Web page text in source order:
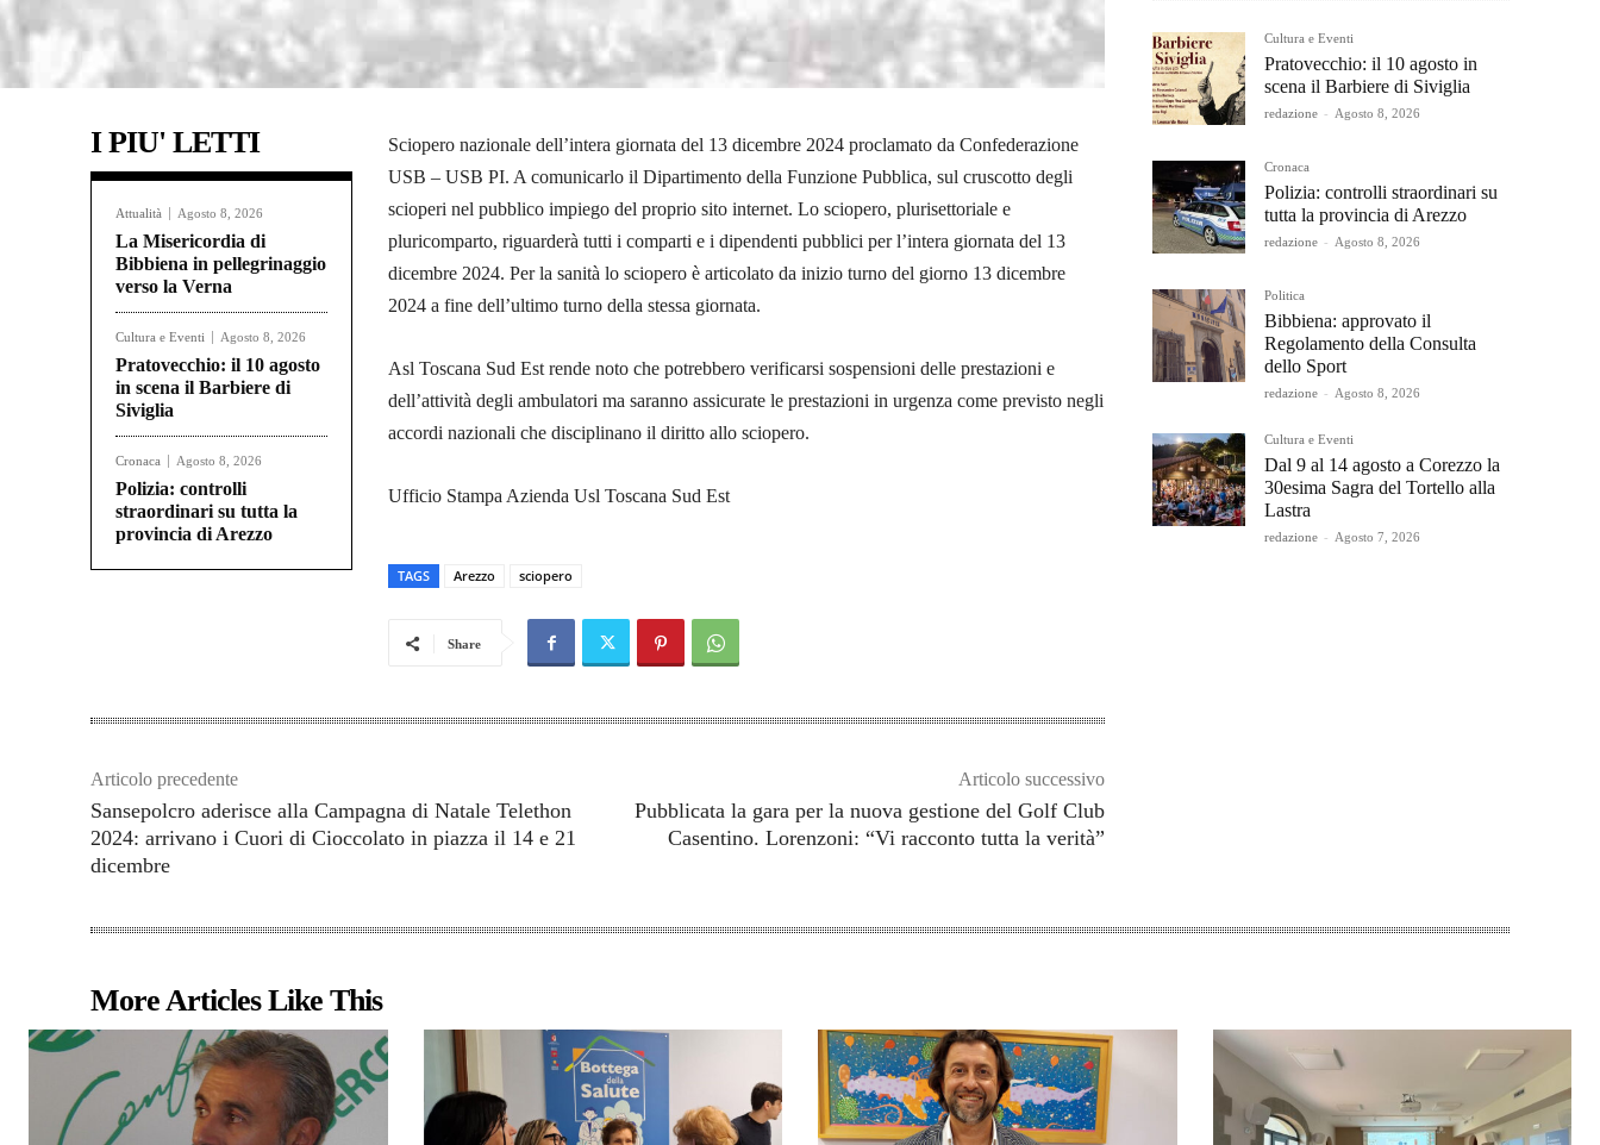
I PIU' LETTI
Attualità Agosto 8, 2026
La Misericordia di
Bibbiena in pellegrinaggio
verso la Verna
Cultura e Eventi Agosto 8, 2026
Pratovecchio: il 10 agosto
in scena il Barbiere di
Siviglia
Cronaca Agosto 8, 2026
Polizia: controlli
straordinari su tutta la
provincia di Arezzo
Sciopero nazionale dell’intera giornata del 13 dicembre 2024 proclamato da Confederazione
USB – USB PI. A comunicarlo il Dipartimento della Funzione Pubblica, sul cruscotto degli
scioperi nel pubblico impiego del proprio sito internet. Lo sciopero, plurisettoriale e
pluricomparto, riguarderà tutti i comparti e i dipendenti pubblici per l’intera giornata del 13
dicembre 2024. Per la sanità lo sciopero è articolato da inizio turno del giorno 13 dicembre
2024 a fine dell’ultimo turno della stessa giornata.
Asl Toscana Sud Est rende noto che potrebbero verificarsi sospensioni delle prestazioni e
dell’attività degli ambulatori ma saranno assicurate le prestazioni in urgenza come previsto negli
accordi nazionali che disciplinano il diritto allo sciopero.
Ufficio Stampa Azienda Usl Toscana Sud Est
TAGS Arezzo sciopero
Share
Articolo precedente
Sansepolcro aderisce alla Campagna di Natale Telethon
2024: arrivano i Cuori di Cioccolato in piazza il 14 e 21
dicembre
Articolo successivo
Pubblicata la gara per la nuova gestione del Golf Club
Casentino. Lorenzoni: “Vi racconto tutta la verità”
Cultura e Eventi
Pratovecchio: il 10 agosto in
scena il Barbiere di Siviglia
redazione - Agosto 8, 2026
Cronaca
Polizia: controlli straordinari su
tutta la provincia di Arezzo
redazione - Agosto 8, 2026
Politica
Bibbiena: approvato il
Regolamento della Consulta
dello Sport
redazione - Agosto 8, 2026
Cultura e Eventi
Dal 9 al 14 agosto a Corezzo la
30esima Sagra del Tortello alla
Lastra
redazione - Agosto 7, 2026
More Articles Like This